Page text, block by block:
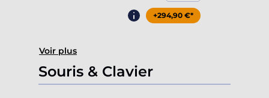
+294,90 €*
Voir plus
Souris & Clavier